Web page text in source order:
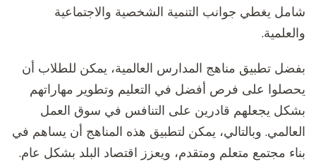
شامل يغطي جوانب التنمية الشخصية والاجتماعية
والعلمية.
بفضل تطبيق مناهج المدارس العالمية، يمكن للطلاب أن
يحصلوا على فرص أفضل في التعليم وتطوير مهاراتهم
بشكل يجعلهم قادرين على التنافس في سوق العمل
العالمي. وبالتالي، يمكن لتطبيق هذه المناهج أن يساهم في
بناء مجتمع متعلم ومتقدم، ويعزز اقتصاد البلد بشكل عام.